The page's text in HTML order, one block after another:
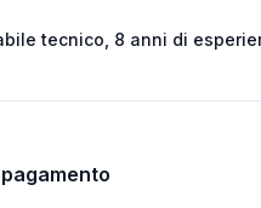
tecnico 8 anni di